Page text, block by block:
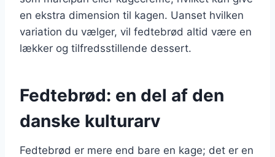
en ekstra dimension til kagen. Uanset hvilken
variation du vælger, vil fedtebrød altid være en
lækker og tilfredsstillende dessert.
Fedtebrød: en del af den
danske kulturarv
Fedtebrød er mere end bare en kage; det er en